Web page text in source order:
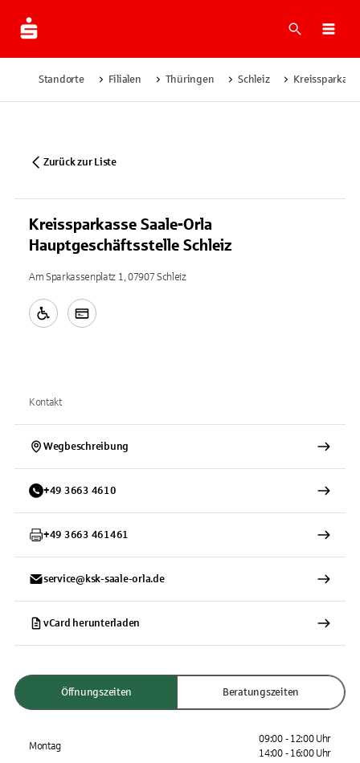
Suche
Standorte Filialen Thüringen Schleiz
Zurück zur Liste
Kreissparkasse Saale-Orla
Hauptgeschäftsstelle Schleiz
Am Sparkassenplatz 1, 07907 Schleiz
Kontakt
Wegbeschreibung
+49 3663 4610
+49 3663 461461
service@ksk-saale-orla.de
vCard herunterladen
Öffnungszeiten Beratungszeiten
Montag
09:00 - 12:00 Uhr
14:00 - 16:00 Uhr